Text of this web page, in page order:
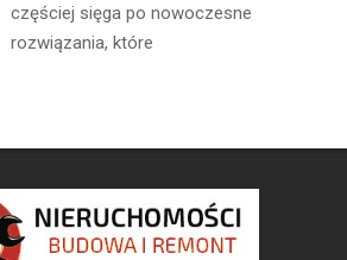
częściej sięga po nowoczesne
rozwiązania, które